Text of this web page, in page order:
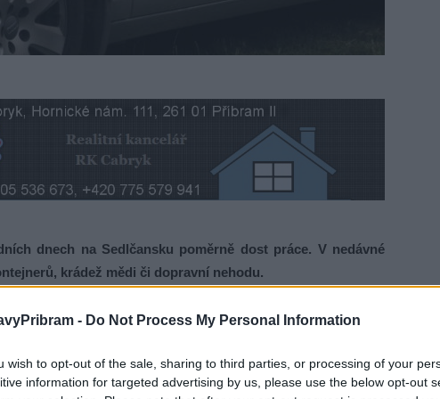
- Do Not Process My Personal Information
wish to opt-out of the sale, sharing to third parties, or processing of your
information for targeted advertising by us, please use the below opt-out
dnech na Sedlčansku poměrně dost práce. V nedávné
krádež mědi či dopravní nehodu.
v Tyršově ulici tři kontejnery, které zapálil. K události došlo
byla vzniklá škoda vyčíslena na 16 tisíc korun. Policisté případ
uvedla policejní mluvčí Monika Schindlová. Kontejery na třídený